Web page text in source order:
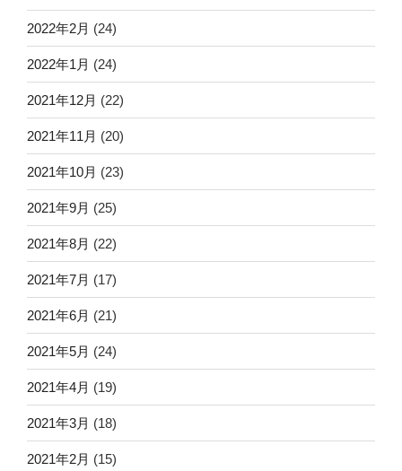
2022年2月 (24)
2022年1月 (24)
2021年12月 (22)
2021年11月 (20)
2021年10月 (23)
2021年9月 (25)
2021年8月 (22)
2021年7月 (17)
2021年6月 (21)
2021年5月 (24)
2021年4月 (19)
2021年3月 (18)
2021年2月 (15)